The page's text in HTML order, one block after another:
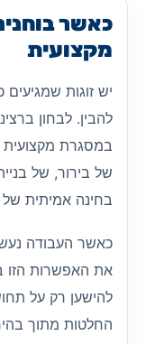
כאשר
מקצועית
יש זוגות
להבין. לבחון
במסגרת מקצועית
של בירור, של
בחינה אמיתית
כאשר העבודה
את האפשרות הזו
להישען רק על
החלטות מתוך